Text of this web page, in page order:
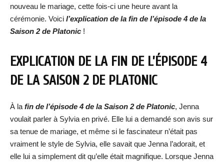
nouveau le mariage, cette fois-ci une heure avant la
cérémonie. Voici l’explication de la fin de l’épisode 4 de la
Saison 2 de Platonic !
EXPLICATION DE LA FIN DE L’ÉPISODE 4
DE LA SAISON 2 DE PLATONIC
À la fin de l’épisode 4 de la Saison 2 de Platonic, Jenna
voulait parler à Sylvia en privé. Elle lui a demandé son avis sur
sa tenue de mariage, et même si le fascinateur n’était pas
vraiment le style de Sylvia, elle savait que Jenna l’adorait, et
elle lui a simplement dit qu’elle était magnifique. Lorsque Jenna